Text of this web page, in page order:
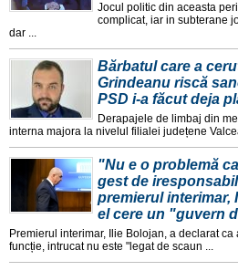
Jocul politic din aceasta
complicat, iar in subterane
dar ...
Bărbatul care a
Grindeanu riscă
PSD i-a făcut deja
Derapajele de limbaj din
interna majora la nivelul filialei județene
"Nu e o problemă
gest de
premierul interimar,
el cere un "guvern
Premierul interimar, Ilie Bolojan, a declarat
funcție, intrucat nu este "legat de scaun ...